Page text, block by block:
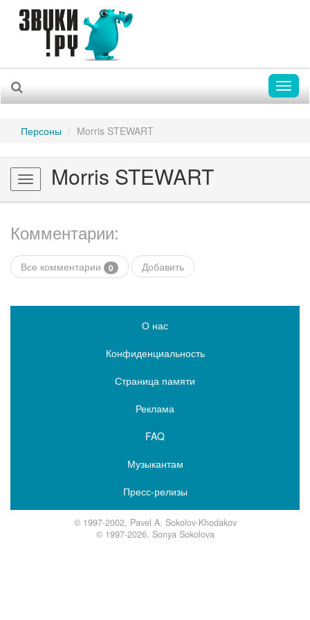
Персоны Morris STEWART
Toggle
navigation
Morris STEWART
Комментарии:
Все комментарии 0 Добавить
О нас
Конфиденциальность
Страница памяти
Реклама
FAQ
Музыкантам
Пресс-релизы
© 1997-2002, Pavel A. Sokolov-Khodakov
© 1997-2026, Sonya Sokolova